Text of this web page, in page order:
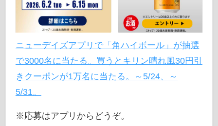
ニューデイズアプリで「角ハイボール」が抽選
で3000名に当たる。買うとキリン晴れ風30円引
きクーポンが1万名に当たる。～5/24、～
5/31。
※応募はアプリからどうぞ。